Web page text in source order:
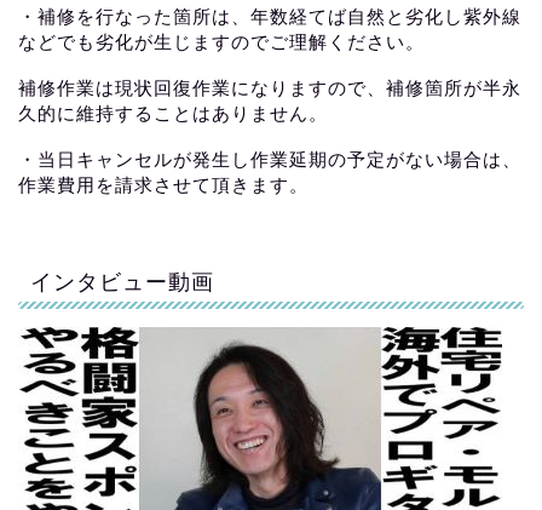
・補修を行なった箇所は、年数経てば自然と劣化し紫外線
などでも劣化が生じますのでご理解ください。
補修作業は現状回復作業になりますので、補修箇所が半永
久的に維持することはありません。
・当日キャンセルが発生し作業延期の予定がない場合は、
作業費用を請求させて頂きます。
インタビュー動画